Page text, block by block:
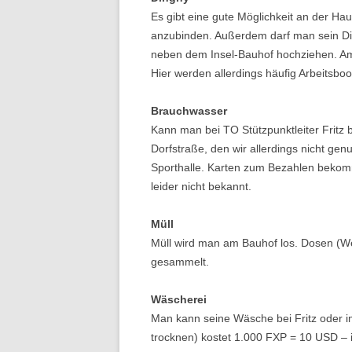
Es gibt eine gute Möglichkeit an der
anzubinden. Außerdem darf man sein
neben dem Insel-Bauhof hochziehen.
Hier werden allerdings häufig
Brauchwasser
Kann man bei TO Stützpunktleiter Fritz
Dorfstraße, den wir allerdings nicht
Sporthalle. Karten zum Bezahlen
leider nicht bekannt.
Müll
Müll wird man am Bauhof los. Dosen
gesammelt.
Wäscherei
Man kann seine Wäsche bei Fritz oder
trocknen) kostet 1.000 FXP = 10 USD –